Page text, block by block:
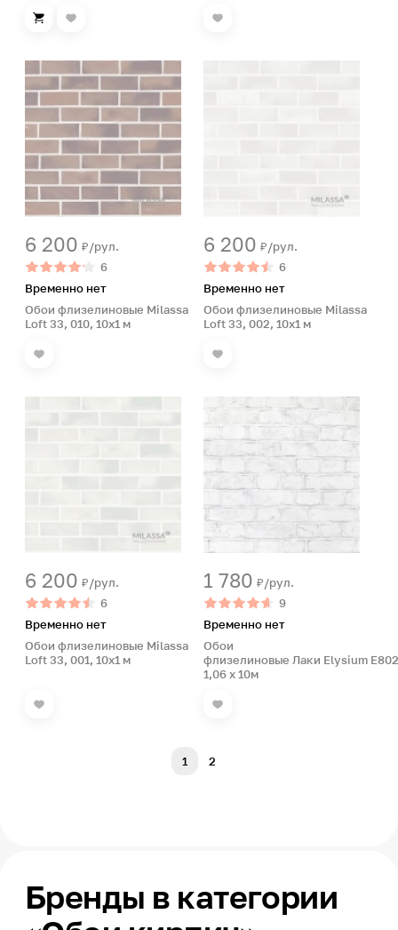
6 200 ₽/рул.
6
Временно нет
Обои флизелиновые Milassa
Loft 33, 010, 10х1 м
6 200 ₽/рул.
6
Временно нет
Обои флизелиновые Milassa
Loft 33, 002, 10х1 м
6 200 ₽/рул.
6
Временно нет
Обои флизелиновые Milassa
Loft 33, 001, 10х1 м
1 780 ₽/рул.
9
Временно нет
Обои
флизелиновые Лаки Elysium
1,06 х 10м
1 2
Бренды в категории